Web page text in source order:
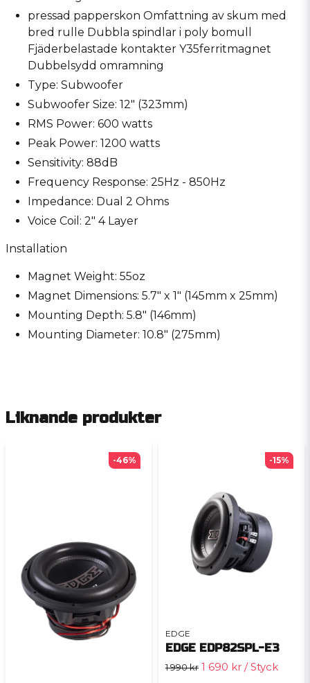
pressad papperskon Omfattning av skum med
bred rulle Dubbla spindlar i poly bomull
Fjäderbelastade kontakter Y35ferritmagnet
Dubbelsydd omramning
Type: Subwoofer
Subwoofer Size: 12" (323mm)
RMS Power: 600 watts
Peak Power: 1200 watts
Sensitivity: 88dB
Frequency Response: 25Hz - 850Hz
Impedance: Dual 2 Ohms
Voice Coil: 2" 4 Layer
Installation
Magnet Weight: 55oz
Magnet Dimensions: 5.7" x 1" (145mm x 25mm)
Mounting Depth: 5.8" (146mm)
Mounting Diameter: 10.8" (275mm)
Liknande produkter
-46%
EDGE
EDGE EDP82SPL-E3
1 990 kr 1 690 kr / Styck
-15%